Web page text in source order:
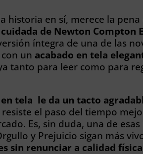
historia en sí, merece la
de Newton Compton
íntegra de una de las
un acabado en tela
tanto para leer como para
tela le da un tacto
el paso del tiempo
Es, sin duda, una de
y Prejuicio sigan más
sin renunciar a calidad física